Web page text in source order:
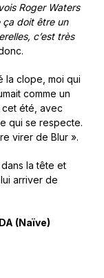
Roger Waters
ça doit être un
c’est très
la clope, moi qui
comme un
cet été, avec
qui se respecte.
virer de Blur ».
la tête et
arriver de
(Naïve)